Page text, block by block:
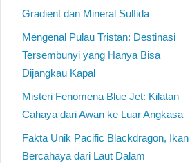
Gradient dan Mineral Sulfida
Mengenal Pulau Tristan: Destinasi
Tersembunyi yang Hanya Bisa
Dijangkau Kapal
Misteri Fenomena Blue Jet: Kilatan
Cahaya dari Awan ke Luar Angkasa
Fakta Unik Pacific Blackdragon, Ikan
Bercahaya dari Laut Dalam